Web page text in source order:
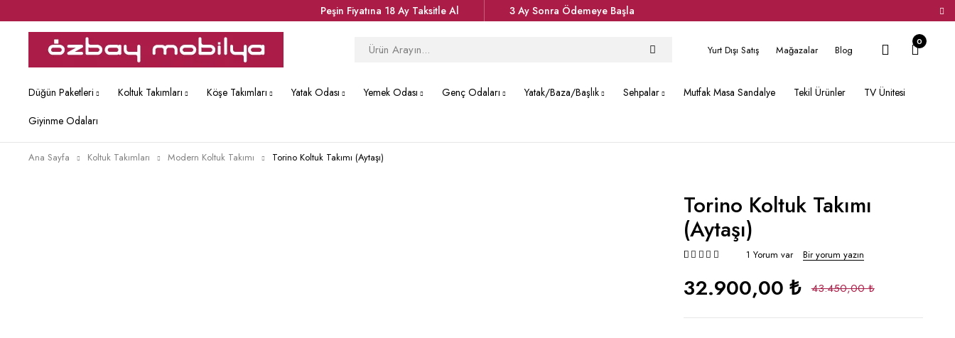
Peşin Fiyatına 18 Ay Taksitle Al 3 Ay Sonra Ödemeye Başla
Yurt Dışı Satış Mağazalar Blog
0
Düğün Paketleri Koltuk Takımları Köşe Takımları Yatak Odası Yemek Odası Genç Odaları Yatak/Baza/Başlık Sehpalar Mutfak Masa Sandalye Tekil Ürünler
TV Ünitesi
Giyinme Odaları
Ana Sayfa Koltuk Takımları Modern Koltuk Takımı Torino Koltuk Takımı (Aytaşı)
Torino Koltuk Takımı
(Aytaşı)
1 Yorum var Bir yorum yazın
43.450,00 ₺
32.900,00 ₺